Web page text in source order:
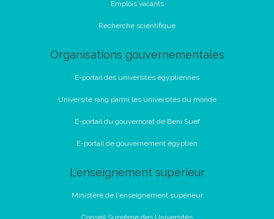
Emplois vacants
Recherche scientifique
Organisations gouvernementales
E-portail des universités égyptiennes
Université rang parmi les universités du monde
E-portail du gouvernorat de Beni Suef
E-portail de gouvernement égyptien
L'enseignement supérieur
Ministère de l'enseignement supérieur
Conseil Suprême des Universités